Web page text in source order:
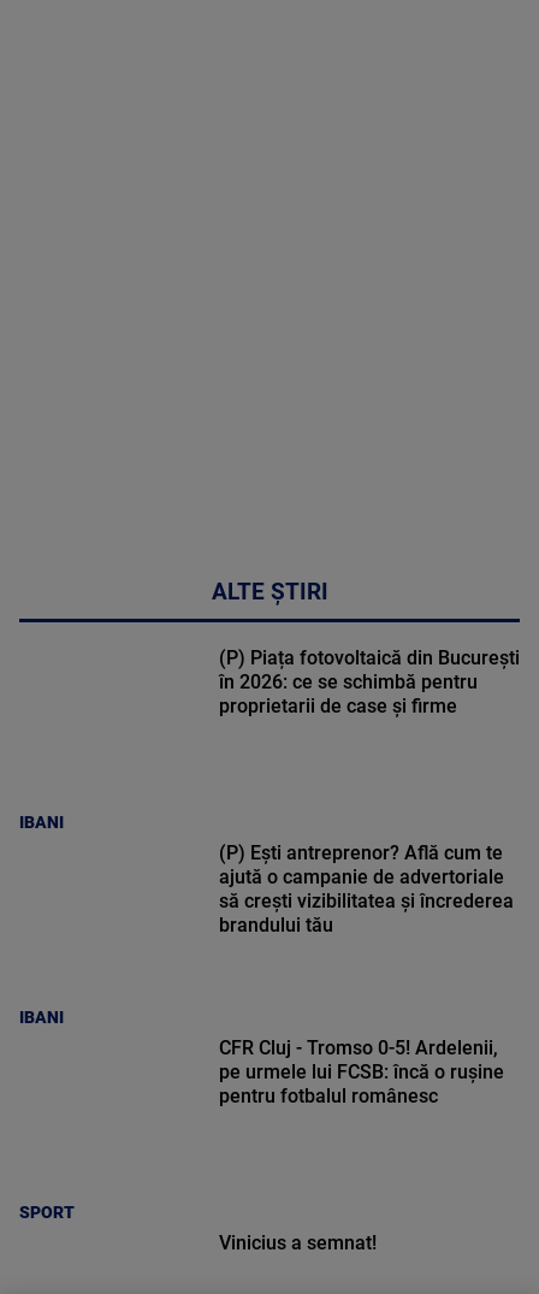
ALTE ȘTIRI
IBANI
(P) Piața fotovoltaică din București
în 2026: ce se schimbă pentru
proprietarii de case și firme
IBANI
(P) Ești antreprenor? Află cum te
ajută o campanie de advertoriale
să crești vizibilitatea și încrederea
brandului tău
SPORT
CFR Cluj - Tromso 0-5! Ardelenii,
pe urmele lui FCSB: încă o rușine
pentru fotbalul românesc
Vinicius a semnat!